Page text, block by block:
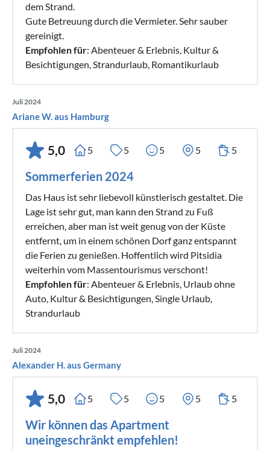
dem Strand.
Gute Betreuung durch die Vermieter. Sehr sauber
gereinigt.
Empfohlen für: Abenteuer & Erlebnis, Kultur &
Besichtigungen, Strandurlaub, Romantikurlaub
Juli 2024
Ariane W. aus Hamburg
5,0 5 5 5 5 5
Sommerferien 2024
Das Haus ist sehr liebevoll künstlerisch gestaltet. Die
Lage ist sehr gut, man kann den Strand zu Fuß
erreichen, aber man ist weit genug von der Küste
entfernt, um in einem schönen Dorf ganz entspannt
die Ferien zu genießen. Hoffentlich wird Pitsidia
weiterhin vom Massentourismus verschont!
Empfohlen für: Abenteuer & Erlebnis, Urlaub ohne
Auto, Kultur & Besichtigungen, Single Urlaub,
Strandurlaub
Juli 2024
Alexander H. aus Germany
5,0 5 5 5 5 5
Wir können das Apartment
uneingeschränkt empfehlen!